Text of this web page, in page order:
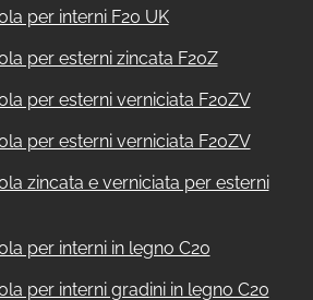
per interni F20 UK
per esterni zincata F20Z
per esterni verniciata F20ZV
per esterni verniciata F20ZV
zincata e verniciata per esterni
per interni in legno C20
per interni gradini in legno C20